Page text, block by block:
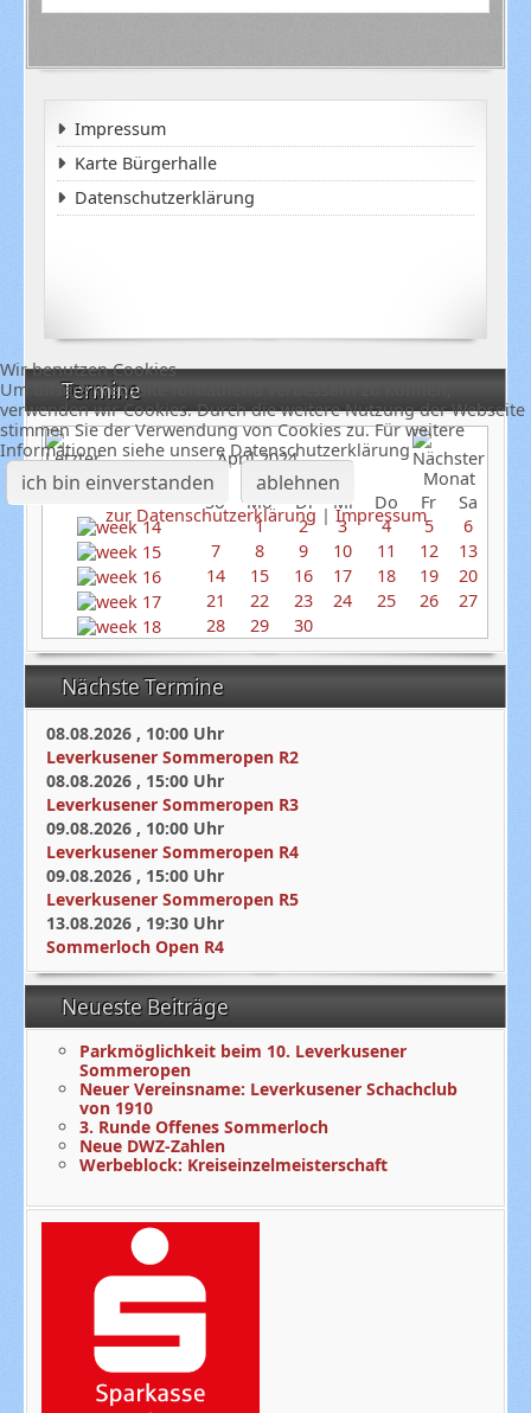
Termine
April 2024
So
Mo Di Mi Do Fr
Sa
1
2 3 4 5
6
7
8 9 10 11 12
13
14
15 16 17 18 19
20
21
22 23 24 25 26
27
28
29 30
Nächste Termine
08.08.2026 , 10:00 Uhr
Leverkusener Sommeropen R2
08.08.2026 , 15:00 Uhr
Leverkusener Sommeropen R3
09.08.2026 , 10:00 Uhr
Leverkusener Sommeropen R4
09.08.2026 , 15:00 Uhr
Leverkusener Sommeropen R5
13.08.2026 , 19:30 Uhr
Sommerloch Open R4
Neueste Beiträge
Parkmöglichkeit beim 10. Leverkusener
Sommeropen
Neuer Vereinsname: Leverkusener Schachclub
von 1910
3. Runde Offenes Sommerloch
Neue DWZ-Zahlen
Werbeblock: Kreiseinzelmeisterschaft
Impressum
Karte Bürgerhalle
Datenschutzerklärung
Wir benutzen Cookies
Um unsere Webseite fortlaufend verbessern zu können,
verwenden wir Cookies. Durch die weitere Nutzung der Webseite
stimmen Sie der Verwendung von Cookies zu. Für weitere
Informationen siehe unsere Datenschutzerklärung
ich bin einverstanden ablehnen
zur Datenschutzerklärung |Impressum